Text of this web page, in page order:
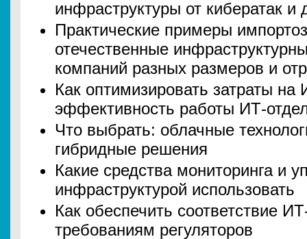
инфраструктуры от кибератак и
Практические примеры
отечественные
компаний разных размеров и
Как оптимизировать затраты на
эффективность работы ИТ-
Что выбрать: облачные
гибридные решения
Какие средства мониторинга и
инфраструктурой использовать
Как обеспечить соответствие
требованиям регуляторов